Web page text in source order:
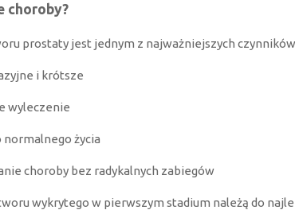
choroby?
prostaty jest jednym z najważniejszych
i krótsze
wyleczenie
normalnego życia
choroby bez radykalnych zabiegów
wykrytego w pierwszym stadium należą do